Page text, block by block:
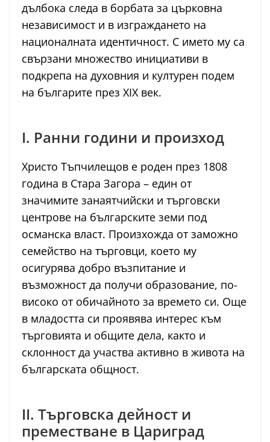
дълбока следа в борбата за църковна
независимост и в изграждането на
националната идентичност. С името му са
свързани множество инициативи в
подкрепа на духовния и културен подем
на българите през XIX век.
I. Ранни години и произход
Христо Тъпчилещов е роден през 1808
година в Стара Загора – един от
значимите занаятчийски и търговски
центрове на българските земи под
османска власт. Произхожда от заможно
семейство на търговци, което му
осигурява добро възпитание и
възможност да получи образование, по-
високо от обичайното за времето си. Още
в младостта си проявява интерес към
търговията и общите дела, както и
склонност да участва активно в живота на
българската общност.
II. Търговска дейност и
преместване в Цариград